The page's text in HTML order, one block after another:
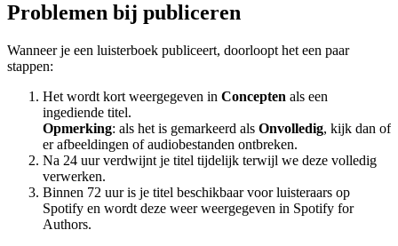
Problemen bij publiceren
Wanneer je een luisterboek publiceert, doorloopt het een paar
stappen:
Het wordt kort weergegeven in Concepten als een
ingediende titel.
Opmerking: als het is gemarkeerd als Onvolledig, kijk dan of
er afbeeldingen of audiobestanden ontbreken.
Na 24 uur verdwijnt je titel tijdelijk terwijl we deze volledig
verwerken.
Binnen 72 uur is je titel beschikbaar voor luisteraars op
Spotify en wordt deze weer weergegeven in Spotify for
Authors.